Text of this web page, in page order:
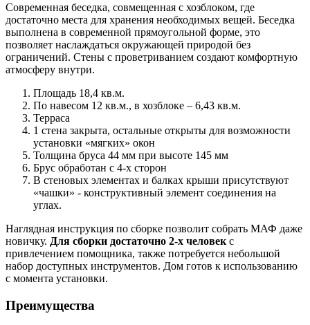
Современная беседка, совмещенная с хозблоком, где
достаточно места для хранения необходимых вещей. Беседка
выполнена в современной прямоугольной форме, это
позволяет наслаждаться окружающей природой без
ограничений. Стены с проветриванием создают комфортную
атмосферу внутри.
Площадь 18,4 кв.м.
По навесом 12 кв.м., в хозблоке – 6,43 кв.м.
Терраса
1 стена закрыта, остальные открыты для возможности
установки «мягких» окон
Толщина бруса 44 мм при высоте 145 мм
Брус обработан с 4-х сторон
В стеновых элементах и балках крыши присутствуют
«чашки» - конструктивный элемент соединения на
углах.
Наглядная инструкция по сборке позволит собрать МАФ даже
новичку. Для сборки достаточно 2-х человек с
привлечением помощника, также потребуется небольшой
набор доступных инструментов. Дом готов к использованию
с момента установки.
Преимущества